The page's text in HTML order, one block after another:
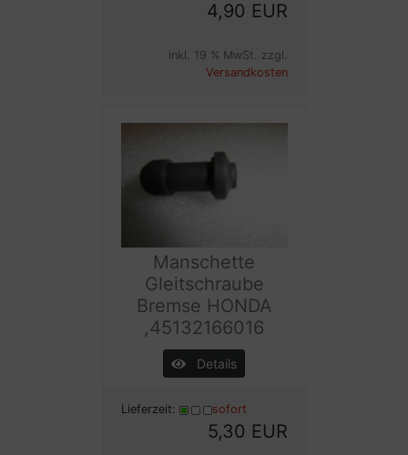
4,90 EUR
inkl. 19 % MwSt. zzgl.
Versandkosten
Manschette
Gleitschraube
Bremse HONDA
,45132166016
Details
Lieferzeit: sofort
5,30 EUR